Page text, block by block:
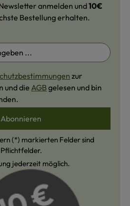
anmelden und10€
Bestellung erhalten.
zur
und die AGB gelesen und bin
Abonnieren
(*) markierten Felder sind
Pflichtfelder.
jederzeit möglich.